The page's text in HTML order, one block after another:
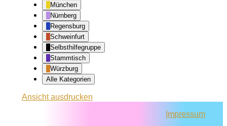
München
Nürnberg
Regensburg
Schweinfurt
Selbsthilfegruppe
Stammtisch
Würzburg
Alle Kategorien
Ansichtausdrucken
Impressum